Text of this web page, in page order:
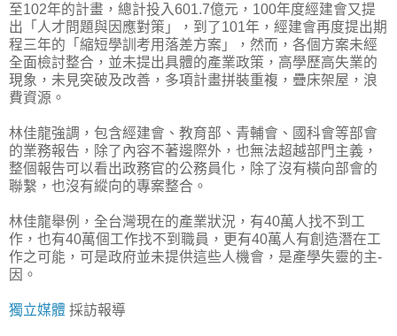
至102年的計畫，總計投入601.7億元，100年度經建會又提
出「人才問題與因應對策」，到了101年，經­建會再度提出期
程三年的「縮短學訓考用落差方案」，然而，各個方案未經
全面檢討整合，並未提出具體的產業政策，高學歷高失業的
現象，未見突破及改善，多項計畫拼裝重複，疊­床架屋，浪
費資源。
林佳龍強調，包含經建會、教育部、青輔會、國科會等部會
的業務報告，除了內容不著邊際外，也無法超越部門主義，
整個報告可以看出政務官的公務員化，除了沒有橫向部會的
聯繫­，也沒有縱向的專案整合。
林佳龍舉例，全台灣現在的產業狀況，有40萬人找不到工
作，也有40萬個工作找不到職員，更有40萬人有創造潛在工
作之可能，可是政府並未提供這些人機會，是產學失靈的主­
因。
獨立媒體 採訪報導